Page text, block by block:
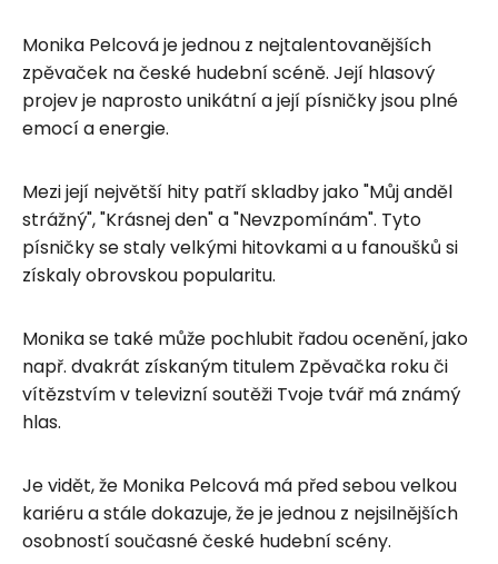
Monika Pelcová je jednou z nejtalentovanějších
zpěvaček na české hudební scéně. Její hlasový
projev je naprosto unikátní a její písničky jsou plné
emocí a energie.
Mezi její největší hity patří skladby jako "Můj anděl
strážný", "Krásnej den" a "Nevzpomínám". Tyto
písničky se staly velkými hitovkami a u fanoušků si
získaly obrovskou popularitu.
Monika se také může pochlubit řadou ocenění, jako
např. dvakrát získaným titulem Zpěvačka roku či
vítězstvím v televizní soutěži Tvoje tvář má známý
hlas.
Je vidět, že Monika Pelcová má před sebou velkou
kariéru a stále dokazuje, že je jednou z nejsilnějších
osobností současné české hudební scény.